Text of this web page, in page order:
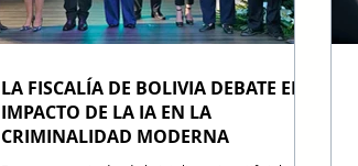
LA FISCALÍA DE BOLIVIA DEBATE EL
IMPACTO DE LA IA EN LA
CRIMINALIDAD MODERNA